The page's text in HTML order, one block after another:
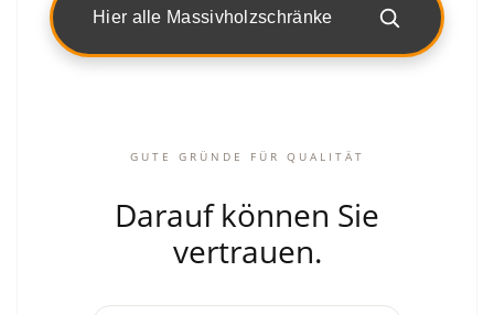
Hier alle Massivholzschränke
GUTE GRÜNDE FÜR QUALITÄT
Darauf können Sie
vertrauen.